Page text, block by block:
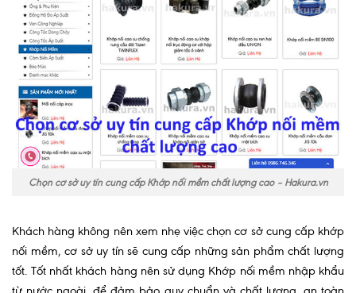
Chọn cơ sở uy tín cung cấp Khớp nối mềm chất lượng cao – Hakura.vn
Khách hàng không nên xem nhẹ việc chọn cơ sở cung cấp khớp
nối mềm, cơ sở uy tín sẽ cung cấp những sản phẩm chất lượng
tốt. Tốt nhất khách hàng nên sử dụng Khớp nối mềm nhập khẩu